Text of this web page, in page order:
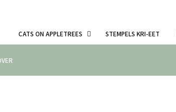
CATS ON APPLETREES STEMPELS KRI-EET